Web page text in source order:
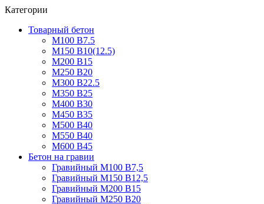
Категории
Товарный бетон
М100 В7.5
М150 В10(12.5)
М200 В15
М250 В20
М300 В22.5
М350 В25
М400 В30
М450 В35
М500 В40
М550 В40
М600 В45
Бетон на гравии
Гравийный М100 В7,5
Гравийный М150 В12,5
Гравийный М200 В15
Гравийный М250 В20